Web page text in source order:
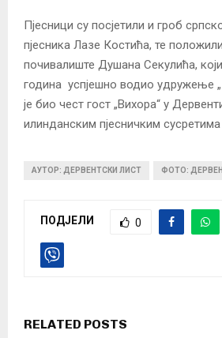
Пјесници су посјетили и гроб
пјесника Лазе Костића, те
почивалиште Душана Секулића,
година успјешно водио удружење
је био чест гост „Вихора“ у
илинданским пјесничким
АУТОР: ДЕРВЕНТСКИ ЛИСТ ФОТО:
ПОДЈЕЛИ 0
RELATED POSTS